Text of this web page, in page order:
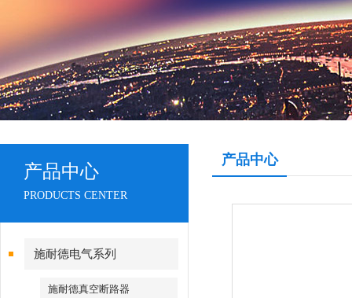
产品中心
PRODUCTS CENTER
施耐德电气系列
施耐德真空断路器
产品中心